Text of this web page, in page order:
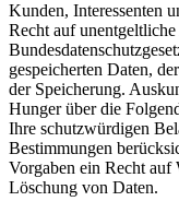
Kunden, Interessenten
Recht auf
gespeicherten Daten,
der Speicherung.
Hunger über die
Ihre schutzwürdigen
Bestimmungen
Vorgaben ein Recht
Löschung von Daten.